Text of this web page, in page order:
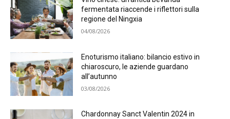
fermentata riaccende i riflettori sulla
regione del Ningxia
04/08/2026
Enoturismo italiano: bilancio estivo in
chiaroscuro, le aziende guardano
all’autunno
03/08/2026
Chardonnay Sanct Valentin 2024 in